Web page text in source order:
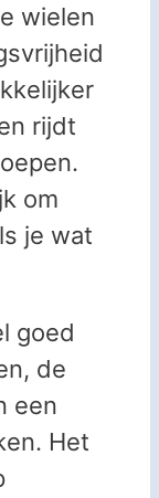
wielen
rijdt
om
je wat
goed
de
een
Het